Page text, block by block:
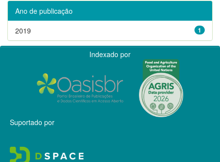
Ano de publicação
1
2019
Indexado por
Suportado por